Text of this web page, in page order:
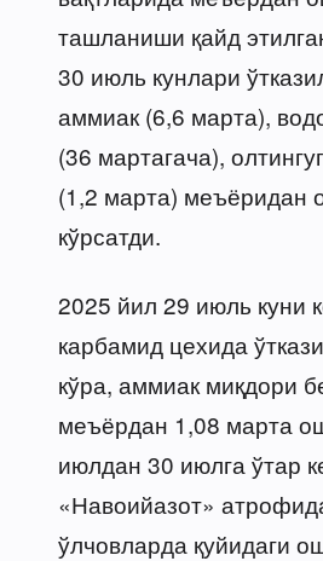
ташланиши қайд
30 июль кунлари
аммиак (6,6 марта),
(36 мартагача),
(1,2 марта) меъёридан
кўрсатди.
2025 йил 29 июль куни
карбамид цехида
кўра, аммиак миқдори
меъёрдан 1,08 марта
июлдан 30 июлга ўтар
«Навоийазот»
ўлчовларда қуйидаги